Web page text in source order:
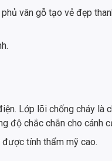
vân gỗ tạo vẻ đẹp
Lớp lõi chống cháy là
độ chắc chắn cho cánh
tính thẩm mỹ cao.